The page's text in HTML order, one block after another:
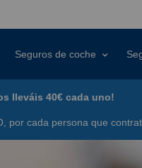
Seguros de coche
lleváis 40€ cada uno!
por cada persona que